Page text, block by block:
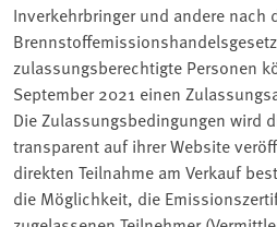
Inverkehrbringer und andere nach
Brennstoffemissionshandelsgesetz
zulassungsberechtigte Personen
September 2021 einen
Die Zulassungsbedingungen wird
transparent auf ihrer Website
direkten Teilnahme am Verkauf
die Möglichkeit, die